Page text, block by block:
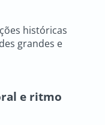
históricas
grandes e
e ritmo